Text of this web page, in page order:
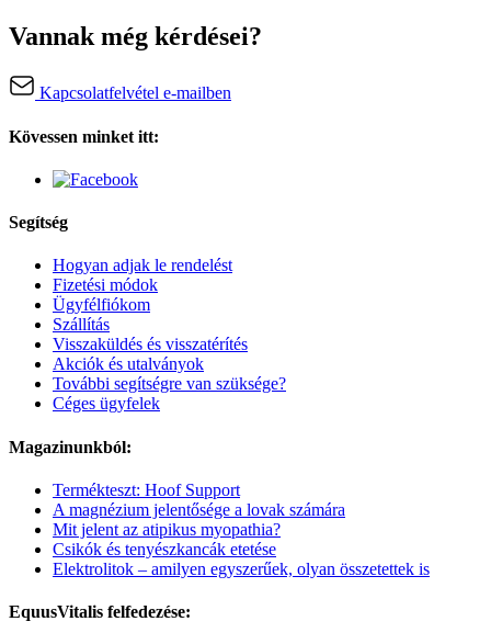
Vannak még kérdései?
Kapcsolatfelvétel e-mailben
Kövessen minket itt:
Segítség
Hogyan adjak le rendelést
Fizetési módok
Ügyfélfiókom
Szállítás
Visszaküldés és visszatérítés
Akciók és utalványok
További segítségre van szüksége?
Céges ügyfelek
Magazinunkból:
Termékteszt: Hoof Support
A magnézium jelentősége a lovak számára
Mit jelent az atipikus myopathia?
Csikók és tenyészkancák etetése
Elektrolitok – amilyen egyszerűek, olyan összetettek is
EquusVitalis felfedezése: